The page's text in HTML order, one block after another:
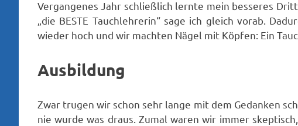
Vergangenes Jahr schließlich lernte mein besseres
„die BESTE Tauchlehrerin“ sage ich gleich vorab.
wieder hoch und wir machten Nägel mit Köpfen: Ein
Ausbildung
Zwar trugen wir schon sehr lange mit dem Gedanken
nie wurde was draus. Zumal waren wir immer